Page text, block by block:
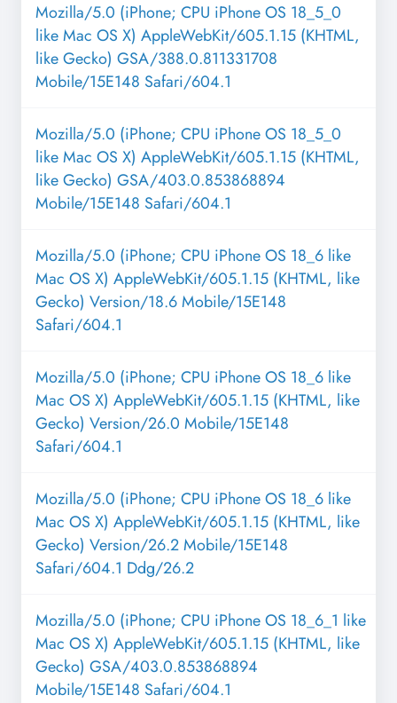
Mozilla/5.0 (iPhone; CPU iPhone OS 18_5_0
like Mac OS X) AppleWebKit/605.1.15 (KHTML,
like Gecko) GSA/388.0.811331708
Mobile/15E148 Safari/604.1
Mozilla/5.0 (iPhone; CPU iPhone OS 18_5_0
like Mac OS X) AppleWebKit/605.1.15 (KHTML,
like Gecko) GSA/403.0.853868894
Mobile/15E148 Safari/604.1
Mozilla/5.0 (iPhone; CPU iPhone OS 18_6 like
Mac OS X) AppleWebKit/605.1.15 (KHTML, like
Gecko) Version/18.6 Mobile/15E148
Safari/604.1
Mozilla/5.0 (iPhone; CPU iPhone OS 18_6 like
Mac OS X) AppleWebKit/605.1.15 (KHTML, like
Gecko) Version/26.0 Mobile/15E148
Safari/604.1
Mozilla/5.0 (iPhone; CPU iPhone OS 18_6 like
Mac OS X) AppleWebKit/605.1.15 (KHTML, like
Gecko) Version/26.2 Mobile/15E148
Safari/604.1 Ddg/26.2
Mozilla/5.0 (iPhone; CPU iPhone OS 18_6_1 like
Mac OS X) AppleWebKit/605.1.15 (KHTML, like
Gecko) GSA/403.0.853868894
Mobile/15E148 Safari/604.1